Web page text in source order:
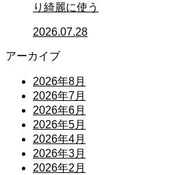
り綺麗に使う
2026.07.28
アーカイブ
2026年8月
2026年7月
2026年6月
2026年5月
2026年4月
2026年3月
2026年2月